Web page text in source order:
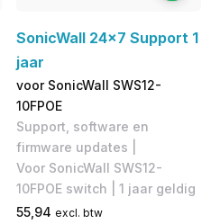
SonicWall 24x7 Support 1
jaar
voor SonicWall SWS12-
10FPOE
Support, software en
firmware updates |
Voor SonicWall SWS12-
10FPOE switch | 1 jaar geldig
55,94 excl. btw